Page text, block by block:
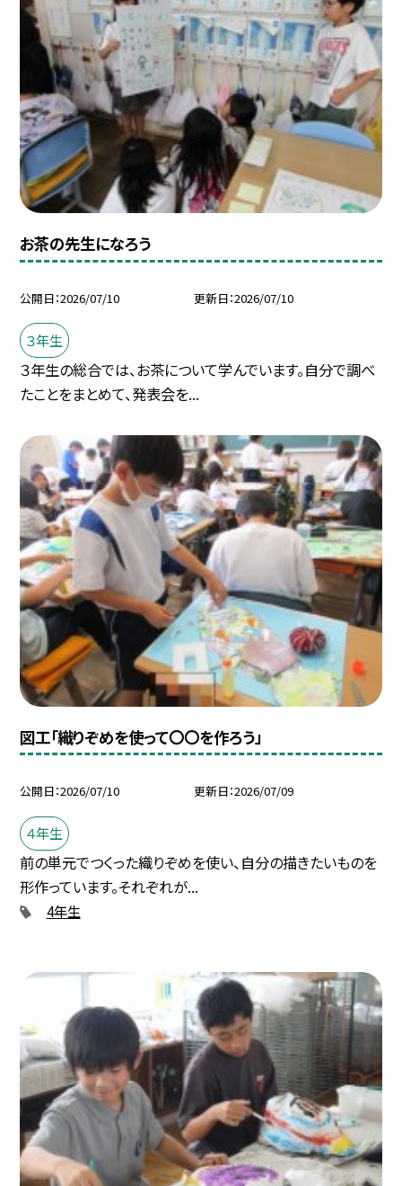
お茶の先生になろう
公開日 2026/07/10 更新日 2026/07/10
３年生
３年生の総合では、お茶について学んでいます。自分で調べ
たことをまとめて、発表会を...
図工「織りぞめを使って〇〇を作ろう」
公開日 2026/07/10 更新日 2026/07/09
４年生
前の単元でつくった織りぞめを使い、自分の描きたいものを
形作っています。それぞれが...
4年生